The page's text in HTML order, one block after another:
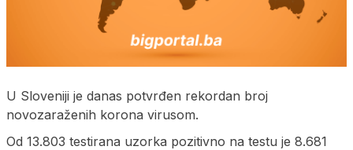
U Sloveniji je danas potvrđen rekordan broj
novozaraženih korona virusom.
Od 13.803 testirana uzorka pozitivno na testu je 8.681